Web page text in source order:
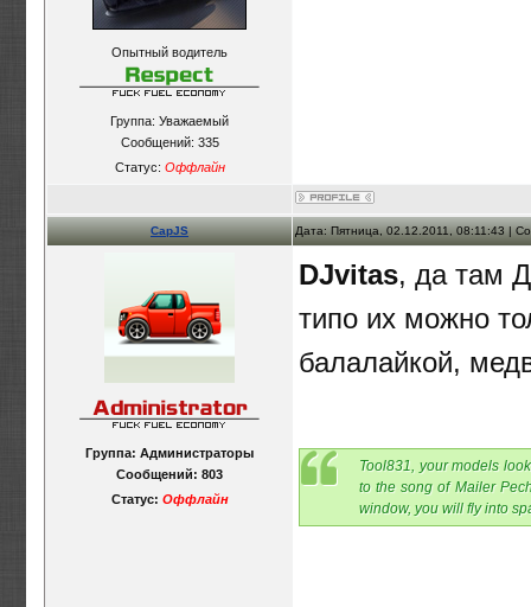
Опытный водитель
Группа: Уважаемый
Сообщений: 335
Статус: Оффлайн
CapJS Дата: Пятница, 02.12.2011, 08:11:43 |
Группа: Администраторы
Сообщений: 803
Статус: Оффлайн
DJvitas, да там
типо их можно
балалайкой,
Tool831, your models
to the song of Mailer
window, you will fly into